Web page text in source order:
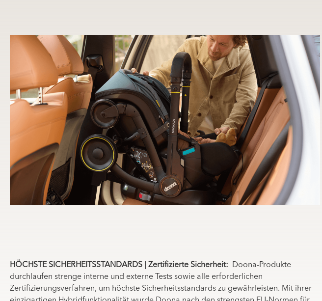
HÖCHSTE SICHERHEITSSTANDARDS | Zertifizierte Sicherheit:
Doona-Produkte
durchlaufen strenge interne und externe Tests sowie alle erforderlichen
Zertifizierungsverfahren, um höchste Sicherheitsstandards zu gewährleisten. Mit ihrer